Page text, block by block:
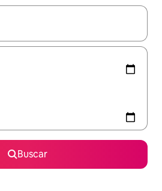
estén disponibles, navega con las
Buscar